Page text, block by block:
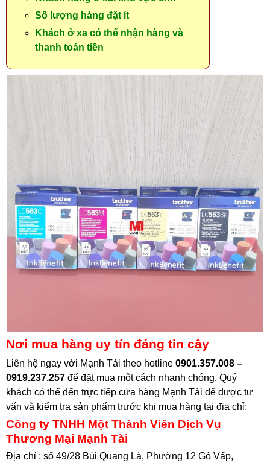
Số lượng hàng đặt ít
Khách ở xa có thể nhận hàng và
thanh toán tiền
Nơi mua hàng uy tín đáng tin cậy
Liên hệ ngay với Mạnh Tài theo hotline 0901.357.008 –
0919.237.257 để đặt mua một cách nhanh chóng. Quý
khách có thể đến trực tiếp cửa hàng Mạnh Tài để được tư
vấn và kiểm tra sản phẩm trước khi mua hàng tại địa chỉ:
Công ty TNHH Một Thành Viên Dịch Vụ
Thương Mại Mạnh Tài
Địa chỉ : số 49/28 Bùi Quang Là, Phường 12 Gò Vấp,